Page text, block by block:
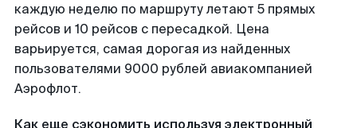
каждую неделю по маршруту летают 5 прямых
рейсов и 10 рейсов с пересадкой. Цена
варьируется, самая дорогая из найденных
пользователями 9000 рублей авиакомпанией
Аэрофлот.
Как еще сэкономить используя электронный